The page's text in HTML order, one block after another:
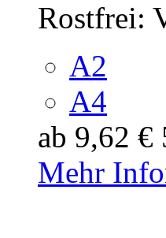
Rostfrei:
A2
A4
ab 9,62 €
Mehr